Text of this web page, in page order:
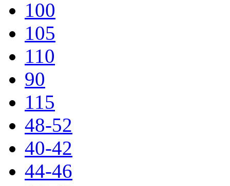
100
105
110
90
115
48-52
40-42
44-46